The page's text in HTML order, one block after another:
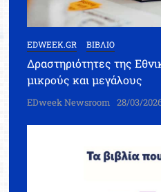
EDWEEK.GR ΒΙΒΛΙΟ
Δραστηριότητες της
μικρούς και μεγάλους
EDweek Newsroom 28/03/